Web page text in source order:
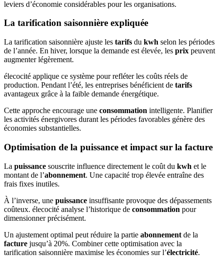
leviers d’économie considérables pour les organisations.
La tarification saisonnière expliquée
La tarification saisonnière ajuste les tarifs du kwh selon les périodes
de l’année. En hiver, lorsque la demande est élevée, les prix peuvent
augmenter légèrement.
élecocité applique ce système pour refléter les coûts réels de
production. Pendant l’été, les entreprises bénéficient de tarifs
avantageux grâce à la faible demande énergétique.
Cette approche encourage une consommation intelligente. Planifier
les activités énergivores durant les périodes favorables génère des
économies substantielles.
Optimisation de la puissance et impact sur la facture
La puissance souscrite influence directement le coût du kwh et le
montant de l’abonnement. Une capacité trop élevée entraîne des
frais fixes inutiles.
À l’inverse, une puissance insuffisante provoque des dépassements
coûteux. élecocité analyse l’historique de consommation pour
dimensionner précisément.
Un ajustement optimal peut réduire la partie abonnement de la
facture jusqu’à 20%. Combiner cette optimisation avec la
tarification saisonnière maximise les économies sur l’électricité.